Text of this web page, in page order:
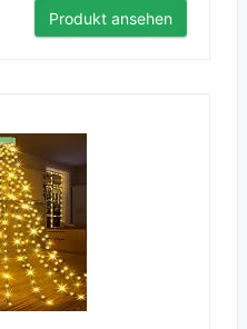
Produkt ansehen